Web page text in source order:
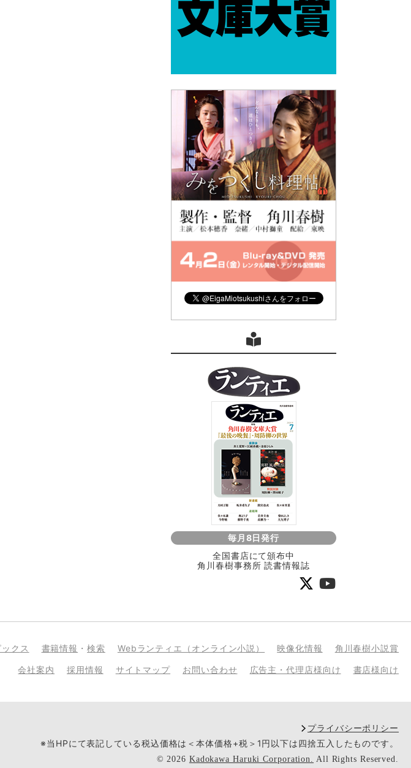
毎月8日発行
全国書店にて頒布中
角川春樹事務所 読書情報誌
ックス 書籍情報 ・検索 Webランティエ（オンライン小説） 映像化情報 角川春樹小説賞
会社案内 採用情報 サイトマップ お問い合わせ 広告主・代理店様向け 書店様向け
プライバシーポリシー
※当HPにて表記している税込価格は＜本体価格+税＞1円以下は四捨五入したものです。
© 2026 Kadokawa Haruki Corporation. All Rights Reserved.